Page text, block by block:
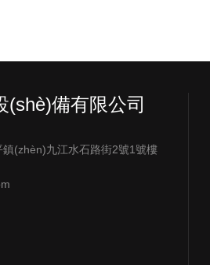
(shè)備有限公司
(zhèn)九江水石路街2號1號樓